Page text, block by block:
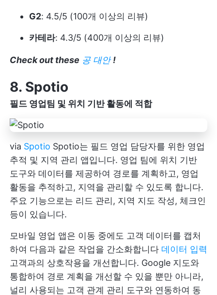
G2: 4.5/5 (100개 이상의 리뷰)
카테라: 4.3/5 (400개 이상의 리뷰)
Check out these 공 대안 !
8. Spotio
필드 영업팀 및 위치 기반 활동에 적합
via Spotio Spotio는 필드 영업 담당자를 위한 영업
추적 및 지역 관리 앱입니다. 영업 팀에 위치 기반
도구와 데이터를 제공하여 경로를 계획하고, 영업
활동을 추적하고, 지역을 관리할 수 있도록 합니다.
주요 기능으로는 리드 관리, 지역 지도 작성, 체크인
등이 있습니다.
모바일 영업 앱은 이동 중에도 고객 데이터를 캡처
하여 다음과 같은 작업을 간소화합니다 데이터 입력
고객과의 상호작용을 개선합니다. Google 지도와
통합하여 경로 계획을 개선할 수 있을 뿐만 아니라,
널리 사용되는 고객 관계 관리 도구와 연동하여 동